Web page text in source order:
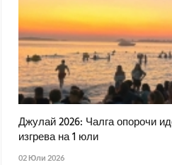
Джулай 2026: Чалга опорочи
изгрева на 1 юли
02 Юли 2026